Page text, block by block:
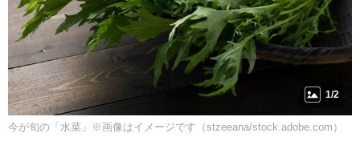
1/2
今が旬の「水菜」※画像はイメージです（stzeeana/stock.adobe.com）